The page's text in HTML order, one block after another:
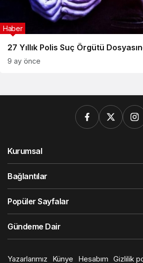
27 Yıllık Polis Suç Örgütü
Haber
9 ay önce
Kurumsal
Bağlantılar
Popüler Sayfalar
Gündeme Dair
Yazarlarımız Künye Hesabım Gizlilik